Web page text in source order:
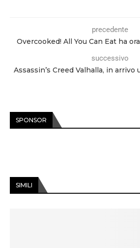
precedente
Overcooked! All You Can Eat ha
successivo
Assassin’s Creed Valhalla, in arrivo
SPONSOR
SIMILI